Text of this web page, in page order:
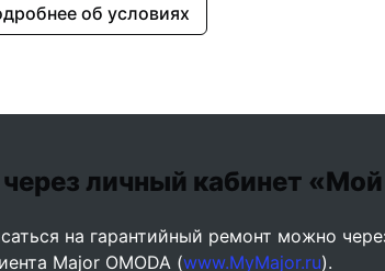
об условиях
личный кабинет
на гарантийный ремонт можно
Major OMODA (www.MyMajor.ru).